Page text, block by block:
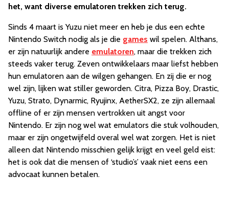
het, want diverse emulatoren trekken zich terug.
Sinds 4 maart is Yuzu niet meer en heb je dus een echte
Nintendo Switch nodig als je die games wil spelen. Althans,
er zijn natuurlijk andere emulatoren, maar die trekken zich
steeds vaker terug. Zeven ontwikkelaars maar liefst hebben
hun emulatoren aan de wilgen gehangen. En zij die er nog
wel zijn, lijken wat stiller geworden. Citra, Pizza Boy, Drastic,
Yuzu, Strato, Dynarmic, Ryujinx, AetherSX2, ze zijn allemaal
offline of er zijn mensen vertrokken uit angst voor
Nintendo. Er zijn nog wel wat emulators die stuk volhouden,
maar er zijn ongetwijfeld overal wel wat zorgen. Het is niet
alleen dat Nintendo misschien gelijk krijgt en veel geld eist:
het is ook dat die mensen of ‘studio’s’ vaak niet eens een
advocaat kunnen betalen.